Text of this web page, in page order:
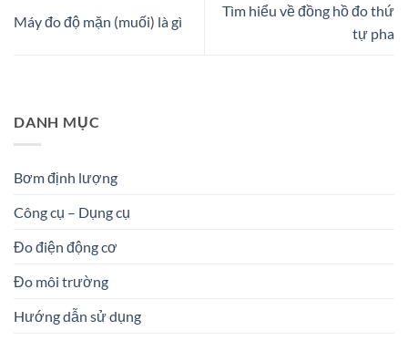
Máy đo độ mặn (muối) là gì
Tìm hiểu về đồng hồ đo thứ
tự pha
DANH MỤC
Bơm định lượng
Công cụ – Dụng cụ
Đo điện động cơ
Đo môi trường
Hướng dẫn sử dụng